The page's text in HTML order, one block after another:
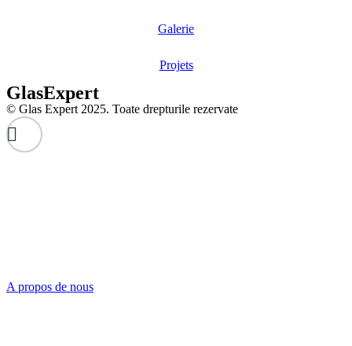
Galerie
Projets
GlasExpert
© Glas Expert 2025. Toate drepturile rezervate
A propos de nous